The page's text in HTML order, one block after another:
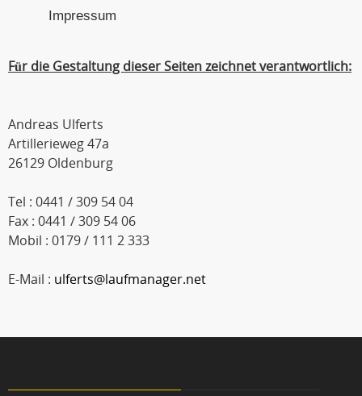
Impressum
Für die Gestaltung dieser Seiten zeichnet verantwortlich:
Andreas Ulferts
Artillerieweg 47a
26129 Oldenburg
Tel : 0441 / 309 54 04
Fax : 0441 / 309 54 06
Mobil : 0179 / 111 2 333
E-Mail : ulferts@laufmanager.net